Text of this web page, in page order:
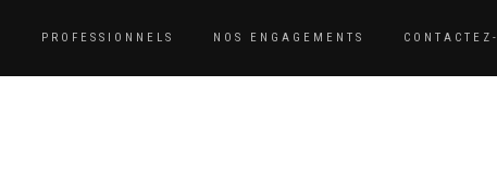
PROFESSIONNELS NOS ENGAGEMENTS